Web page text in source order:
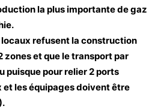
la plus importante de gaz
refusent la construction
zones et que le transport par
puisque pour relier 2 ports
les équipages doivent être